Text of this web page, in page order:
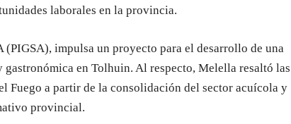
laborales en la provincia.
(PIGSA), impulsa un proyecto para el desarrollo de una
en Tolhuin. Al respecto, Melella resaltó las
Fuego a partir de la consolidación del sector acuícola y
provincial.